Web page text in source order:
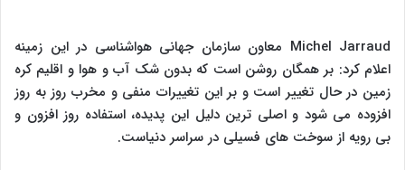
Michel Jarraud معاون سازمان جهانی هواشناسی در این زمینه
اعلام کرد: بر همگان روشن است که بدون شک آب و هوا و اقلیم کره
زمین در حال تغییر است و بر این تغییرات منفی و مخرب روز به روز
افزوده می شود و اصلی ترین دلیل این پدیده، استفاده روز افزون و
بی رویه از سوخت های فسیلی در سراسر دنیاست.